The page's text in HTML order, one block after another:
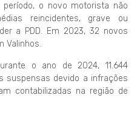
o novo motorista não
reincidentes, grave ou
a PDD. Em 2023, 32 novos
Valinhos.
o ano de 2024, 11.644
suspensas devido a infrações
contabilizadas na região de